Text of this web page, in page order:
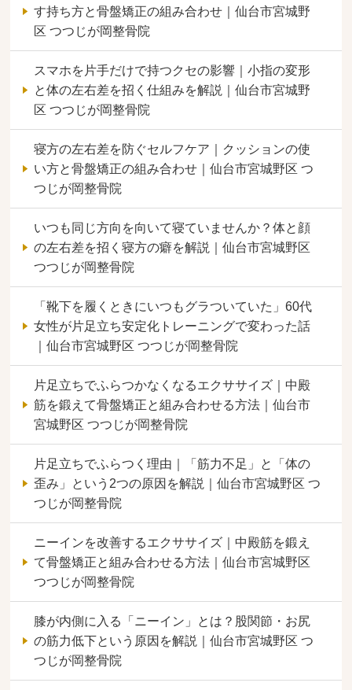
す持ち方と骨盤矯正の組み合わせ｜仙台市宮城野
区 つつじが岡整骨院
スマホを片手だけで持つクセの影響｜小指の変形
と体の左右差を招く仕組みを解説｜仙台市宮城野
区 つつじが岡整骨院
寝方の左右差を防ぐセルフケア｜クッションの使
い方と骨盤矯正の組み合わせ｜仙台市宮城野区 つ
つじが岡整骨院
いつも同じ方向を向いて寝ていませんか？体と顔
の左右差を招く寝方の癖を解説｜仙台市宮城野区
つつじが岡整骨院
「靴下を履くときにいつもグラついていた」60代
女性が片足立ち安定化トレーニングで変わった話
｜仙台市宮城野区 つつじが岡整骨院
片足立ちでふらつかなくなるエクササイズ｜中殿
筋を鍛えて骨盤矯正と組み合わせる方法｜仙台市
宮城野区 つつじが岡整骨院
片足立ちでふらつく理由｜「筋力不足」と「体の
歪み」という2つの原因を解説｜仙台市宮城野区 つ
つじが岡整骨院
ニーインを改善するエクササイズ｜中殿筋を鍛え
て骨盤矯正と組み合わせる方法｜仙台市宮城野区
つつじが岡整骨院
膝が内側に入る「ニーイン」とは？股関節・お尻
の筋力低下という原因を解説｜仙台市宮城野区 つ
つじが岡整骨院